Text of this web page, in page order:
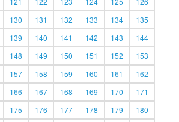
130 131 132 133 134
135
139 140 141 142 143
144
148 149 150 151 152
153
157 158 159 160 161
162
166 167 168 169 170
171
175 176 177 178 179
180